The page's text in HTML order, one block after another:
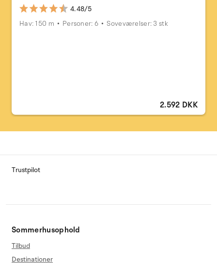
4.48/5
Hav: 150 m
Personer: 6 Soveværelser: 3 stk
2.592 DKK
Trustpilot
Sommerhusophold
Tilbud
Destinationer